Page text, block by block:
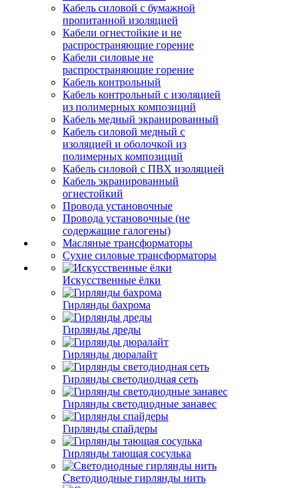
Кабель силовой с бумажной
пропитанной изоляцией
Кабели огнестойкие и не
распространяющие горение
Кабели силовые не
распространяющие горение
Кабель контрольный
Кабель контрольный с изоляцией
из полимерных композиций
Кабель медный экранированный
Кабель силовой медный с
изоляцией и оболочкой из
полимерных композиций
Кабель силовой с ПВХ изоляцией
Кабель экранированный
огнестойкий
Провода установочные
Провода установочные (не
содержащие галогены)
Масляные трансформаторы
Сухие силовые трансформаторы
Искусственные ёлки
Гирлянды бахрома
Гирлянды дреды
Гирлянды дюралайт
Гирлянды светодиодная сеть
Гирлянды светодиодные занавес
Гирлянды спайдеры
Гирлянды тающая сосулька
Светодиодные гирлянды нить